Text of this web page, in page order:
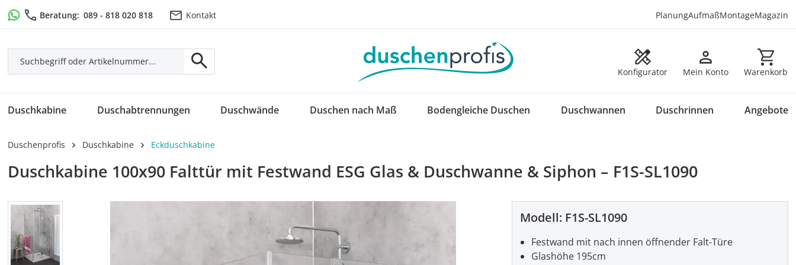
Hauptinhalt springen
Zur Suche springen
Zur Hauptnavigation springen
Beratung: 089 - 818 020 818 Kontakt PlanungAufmaßMontageMagazin
Konfigurator Mein Konto Warenkorb
Warenkorb
Duschkabine Duschabtrennungen Duschwände Duschen nach Maß Bodengleiche Duschen Duschwannen Duschrinnen Angebote
Duschenprofis Duschkabine Eckduschkabine
Duschkabine 100x90 Falttür mit Festwand ESG Glas & Duschwanne & Siphon – F1S-SL1090
Bildergalerie überspringen
Modell: F1S-SL1090
Festwand mit nach innen öffnender Falt-Türe
Glashöhe 195cm